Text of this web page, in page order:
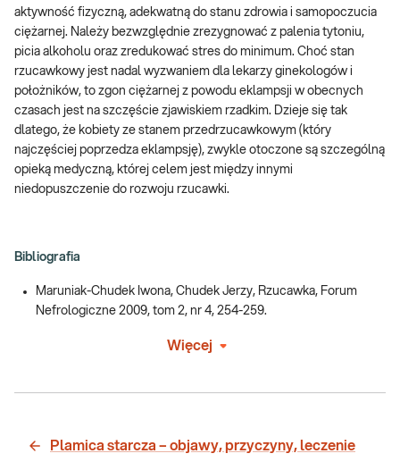
aktywność fizyczną, adekwatną do stanu zdrowia i samopoczucia
ciężarnej. Należy bezwzględnie zrezygnować z palenia tytoniu,
picia alkoholu oraz zredukować stres do minimum. Choć stan
rzucawkowy jest nadal wyzwaniem dla lekarzy ginekologów i
położników, to zgon ciężarnej z powodu eklampsji w obecnych
czasach jest na szczęście zjawiskiem rzadkim. Dzieje się tak
dlatego, że kobiety ze stanem przedrzucawkowym (który
najczęściej poprzedza eklampsję), zwykle otoczone są szczególną
opieką medyczną, której celem jest między innymi
niedopuszczenie do rozwoju rzucawki.
Bibliografia
Maruniak-Chudek Iwona, Chudek Jerzy, Rzucawka, Forum
Nefrologiczne 2009, tom 2, nr 4, 254-259.
Więcej
Plamica starcza – objawy, przyczyny, leczenie